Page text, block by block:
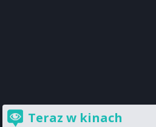
Teraz w kinach